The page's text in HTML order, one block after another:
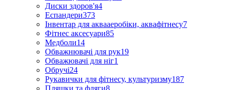
Диски здоров'я4
Еспандери373
Інвентар для аквааеробіки, аквафітнесу7
Фітнес аксесуари85
Медболи14
Обважнювачі для рук19
Обважювачі для ніг1
Обручі24
Рукавички для фітнесу, культуризму187
Пляшки та фляги8